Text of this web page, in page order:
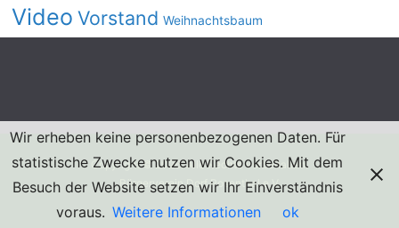
Video Vorstand Weihnachtsbaum
Copyright © 2026. Alle Rechte vorbehalten.
Bürgerverein Dorf Rosenthal e.V.
Wir erheben keine personenbezogenen Daten. Für
statistische Zwecke nutzen wir Cookies. Mit dem
Besuch der Website setzen wir Ihr Einverständnis
voraus. Weitere Informationen ok